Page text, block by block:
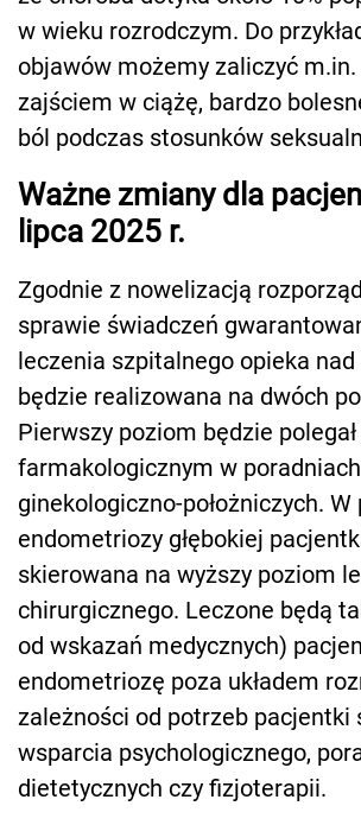
w wieku rozrodczym. Do
objawów możemy zaliczyć
zajściem w ciążę, bardzo
ból podczas stosunków
Ważne zmiany dla
lipca 2025 r.
Zgodnie z nowelizacją
sprawie świadczeń
leczenia szpitalnego opieka
będzie realizowana na dwóch
Pierwszy poziom będzie
farmakologicznym w poradniach
ginekologiczno-położniczych.
endometriozy głębokiej
skierowana na wyższy poziom
chirurgicznego. Leczone będą
od wskazań medycznych)
endometriozę poza układem
zależności od potrzeb pacjentki
wsparcia psychologicznego,
dietetycznych czy fizjoterapii.